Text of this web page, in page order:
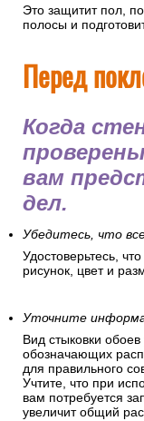
Это защитит пол,
полосы и
Перед
Когда
вам
дел.
Убедитесь, что
Удостоверьтесь,
рисунок, цвет и
Уточните
Вид стыковки обоев
обозначающих
для правильного
Учтите, что при
вам потребуется
увеличит общий